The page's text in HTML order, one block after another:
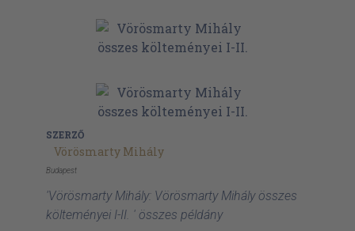
SZERZŐ
Vörösmarty Mihály
Budapest
'Vörösmarty Mihály: Vörösmarty Mihály összes
költeményei I-II. ' összes példány